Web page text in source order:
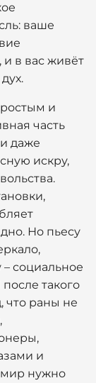
ваше
и в вас живёт
и
часть
даже
искру,
Но пьесу
социальное
такого
что раны не
и
мир нужно